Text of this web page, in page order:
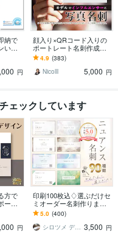
納で
いた
始め
か
！
円
顔入り×QRコード入りの
ポートレート名刺作成し
ます インストラクターや
フリーの事業者にオスス
メ ポートレート名刺
4.9 (383)
Nicolll
5,000 円
ェックしています
方で
ート
実績
が
!
円
印刷100枚込♢選ぶだけセ
ミオーダー名刺作ります
失敗したくない名刺選び
に / テンプレートから選ん
で簡単！
5.0 (400)
シロツメ デザイン 3,500 円